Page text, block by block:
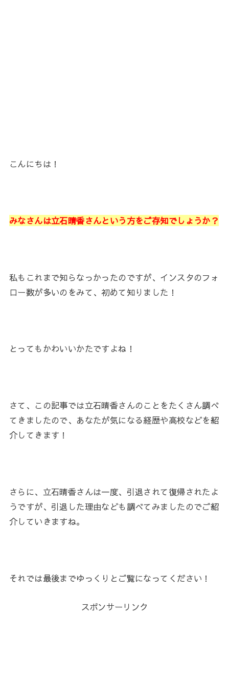
こんにちは！
みなさんは立石晴香さんという方をご存知でしょうか？
私もこれまで知らなっかったのですが、インスタのフォ
ロー数が多いのをみて、初めて知りました！
とってもかわいいかたですよね！
さて、この記事では立石晴香さんのことをたくさん調べ
てきましたので、あなたが気になる経歴や高校などを紹
介してきます！
さらに、立石晴香さんは一度、引退されて復帰されたよ
うですが、引退した理由なども調べてみましたのでご紹
介していきますね。
それでは最後までゆっくりとご覧になってください！
スポンサーリンク